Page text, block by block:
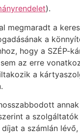
).
megmaradt a
a
hogy a SZÉP-
az erre
a
a szolgáltatók
a számlán